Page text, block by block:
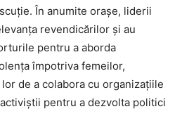
În anumite orașe, liderii
revendicărilor și au
pentru a aborda
împotriva femeilor,
de a colabora cu organizațiile
pentru a dezvolta politici